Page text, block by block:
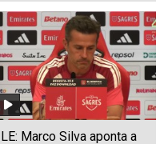
LE: Marco Silva aponta a